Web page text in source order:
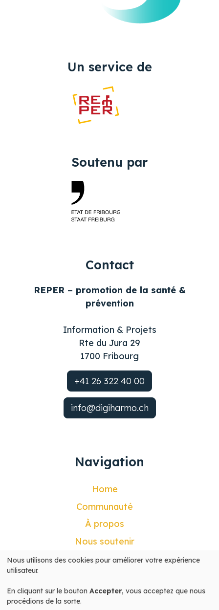
Un service de
Soutenu par
Contact
REPER – promotion de la santé &
prévention
Information & Projets
Rte du Jura 29
1700 Fribourg
+41 26 322 40 00
info@digiharmo.ch
Navigation
Home
Communauté
À propos
Nous soutenir
Contact
Utilisation
des
personnelles
et
Nous utilisons des cookies pour améliorer votre expérience
utilisateur.
En cliquant sur le bouton Accepter, vous acceptez que nous
procédions de la sorte.